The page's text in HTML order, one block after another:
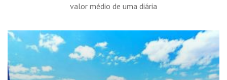
valor médio de uma diária